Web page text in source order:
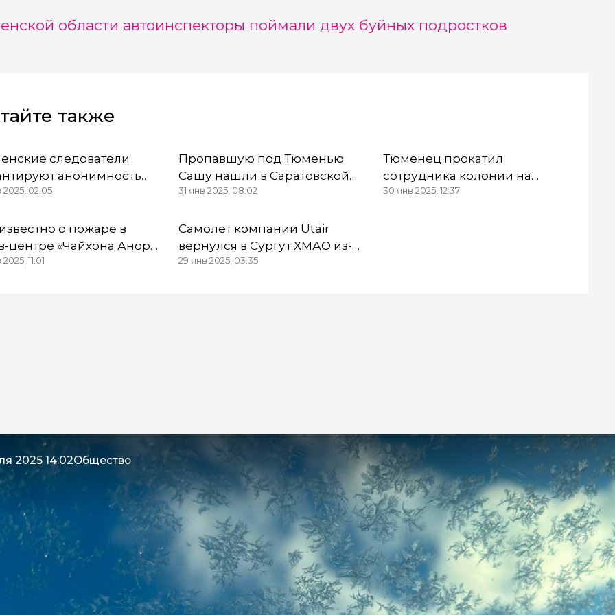
области автоинспекторы поймали двух буйных подростков
также
следователи
анонимность
возможного
2025, 02:05
Пропавшую под Тюменью
Сашу нашли в Саратовской
области
31 янв 2025, 08:02
Тюменец прокатил
сотрудника колонии на
капоте автомобиля — лихачу
30 янв 2025, 12:37
о пожаре в
центре «Чайхона Анор»
ХМАО
11:01
Самолет компании Utair
вернулся в Сургут ХМАО из-
за шасси
29 янв 2025, 03:35
2025 14:02Общество